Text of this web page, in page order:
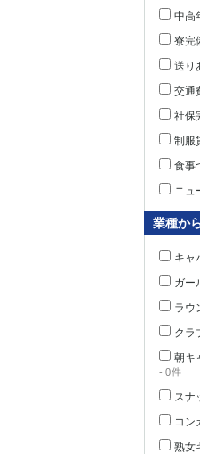
中高
寮完
送り
交通
社保
制服
食事
ニュ
業種か
キャ
ガー
ラウ
クラ
朝キ
- 0件
スナ
コン
熟女